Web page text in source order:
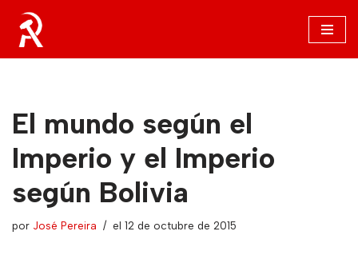
Saltar
al
El mundo según el
Imperio y el Imperio
según Bolivia
por José Pereira el 12 de octubre de 2015